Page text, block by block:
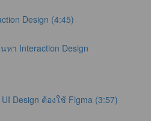
Design (4:45)
หา Interaction Design
Design ต้องใช้ Figma (3:57)